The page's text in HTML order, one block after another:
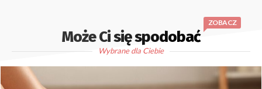
Może Ci się spodobać
ZOBACZ
Wybrane dla Ciebie